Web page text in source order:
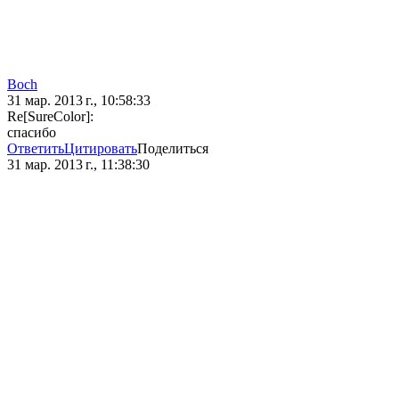
Boch
31 мар. 2013 г., 10:58:33
Re[SureColor]:
спасибо
ОтветитьЦитироватьПоделиться
31 мар. 2013 г., 11:38:30